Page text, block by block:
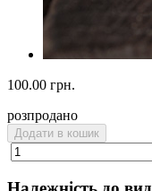
100.00 грн.
розпродано
Додати в кошик